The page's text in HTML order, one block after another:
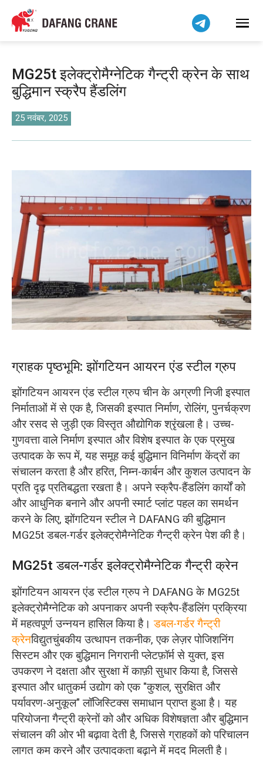
MG25t इलेक्ट्रोमैग्नेटिक गैन्ट्री क्रेन के साथ
बुद्धिमान स्क्रैप हैंडलिंग
25 नवंबर, 2025
ग्राहक पृष्ठभूमि: झोंगटियन आयरन एंड स्टील ग्रुप
झोंगटियन आयरन एंड स्टील ग्रुप चीन के अग्रणी निजी इस्पात
निर्माताओं में से एक है, जिसकी इस्पात निर्माण, रोलिंग, पुनर्चक्रण
और रसद से जुड़ी एक विस्तृत औद्योगिक श्रृंखला है। उच्च-
गुणवत्ता वाले निर्माण इस्पात और विशेष इस्पात के एक प्रमुख
उत्पादक के रूप में, यह समूह कई बुद्धिमान विनिर्माण केंद्रों का
संचालन करता है और हरित, निम्न-कार्बन और कुशल उत्पादन के
प्रति दृढ़ प्रतिबद्धता रखता है। अपने स्क्रैप-हैंडलिंग कार्यों को
और आधुनिक बनाने और अपनी स्मार्ट प्लांट पहल का समर्थन
करने के लिए, झोंगटियन स्टील ने DAFANG की बुद्धिमान
MG25t डबल-गर्डर इलेक्ट्रोमैग्नेटिक गैन्ट्री क्रेन पेश की है।
MG25t डबल-गर्डर इलेक्ट्रोमैग्नेटिक गैन्ट्री क्रेन
झोंगटियन आयरन एंड स्टील ग्रुप ने DAFANG के MG25t
इलेक्ट्रोमैग्नेटिक को अपनाकर अपनी स्क्रैप-हैंडलिंग प्रक्रिया
में महत्वपूर्ण उन्नयन हासिल किया है।डबल-गर्डर गैन्ट्री
क्रेनविद्युतचुंबकीय उत्थापन तकनीक, एक लेज़र पोजिशनिंग
सिस्टम और एक बुद्धिमान निगरानी प्लेटफ़ॉर्म से युक्त, इस
उपकरण ने दक्षता और सुरक्षा में काफ़ी सुधार किया है, जिससे
इस्पात और धातुकर्म उद्योग को एक "कुशल, सुरक्षित और
पर्यावरण-अनुकूल" लॉजिस्टिक्स समाधान प्राप्त हुआ है। यह
परियोजना गैन्ट्री क्रेनों को और अधिक विशेषज्ञता और बुद्धिमान
संचालन की ओर भी बढ़ावा देती है, जिससे ग्राहकों को परिचालन
लागत कम करने और उत्पादकता बढ़ाने में मदद मिलती है।
Bahasa Indonesia
Bahasa Melayu
বাংলা
فارسی
Pilipino
اردو
Čeština
Беларуская мова
Kiswahili
Dansk
Norsk
O‘zbekcha